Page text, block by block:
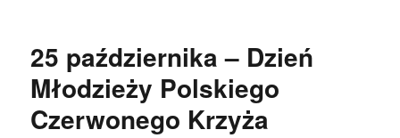
Czerwonego
25 października – Dzień
Młodzieży Polskiego
Czerwonego Krzyża